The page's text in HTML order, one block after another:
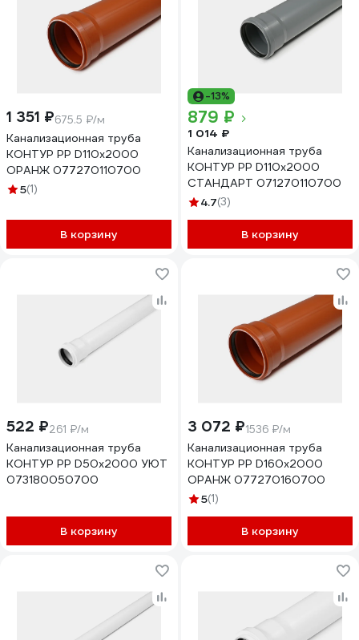
1 351 ₽675.5 ₽/м
Канализационная труба
КОНТУР РР D110x2000
ОРАНЖ 077270110700
5(1)
В корзину
-13%
879 ₽
1 014 ₽
Канализационная труба
КОНТУР РР D110x2000
СТАНДАРТ 071270110700
4.7(3)
В корзину
522 ₽261 ₽/м
Канализационная труба
КОНТУР РР D50x2000 УЮТ
073180050700
В корзину
3 072 ₽1536 ₽/м
Канализационная труба
КОНТУР РР D160x2000
ОРАНЖ 077270160700
5(1)
В корзину